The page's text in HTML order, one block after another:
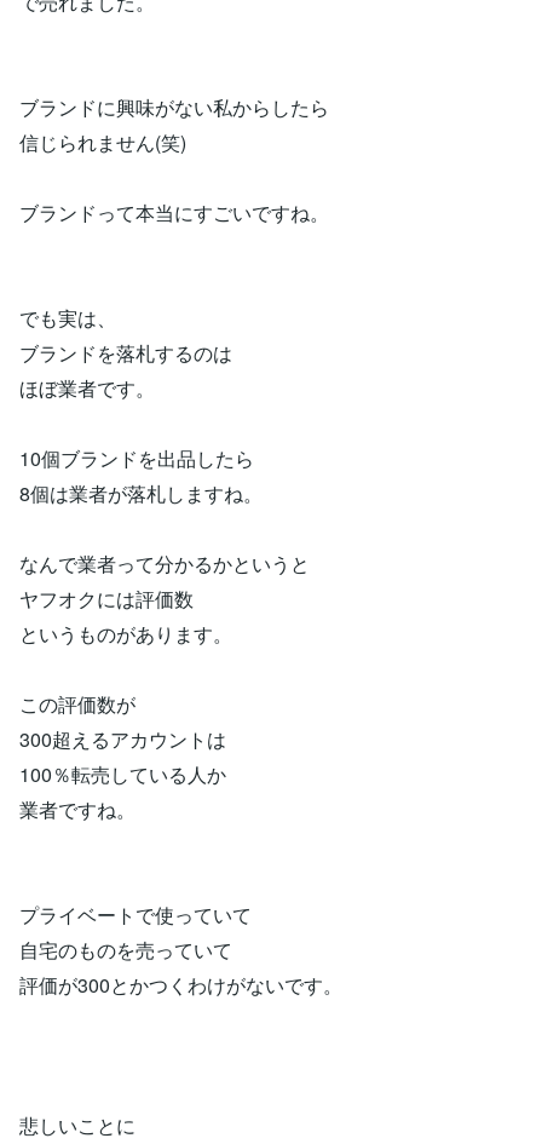
ブランドに興味がない私からしたら
信じられません(笑)
ブランドって本当にすごいですね。
でも実は、
ブランドを落札するのは
ほぼ業者です。
10個ブランドを出品したら
8個は業者が落札しますね。
なんで業者って分かるかというと
ヤフオクには評価数
というものがあります。
この評価数が
300超えるアカウントは
100％転売している人か
業者ですね。
プライベートで使っていて
自宅のものを売っていて
評価が300とかつくわけがないです。
悲しいことに